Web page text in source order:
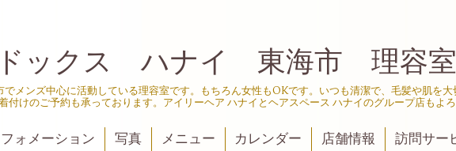
ックス ハナイ 東海市 理容室
メンズ中心に活動している理容室です。もちろん女性もOKです。いつも清潔で、毛髪や肌を大
付けのご予約も承っております。アイリーヘア ハナイとヘアスペース ハナイのグループ店もよろ
ォメーション 写真 メニュー カレンダー 店舗情報 訪問サー